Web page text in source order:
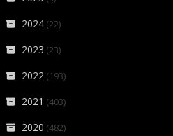
2024 (22)
2023 (23)
2022 (193)
2021 (403)
2020 (482)